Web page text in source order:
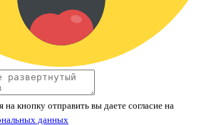
кнопку отправить вы даете согласие на
данных